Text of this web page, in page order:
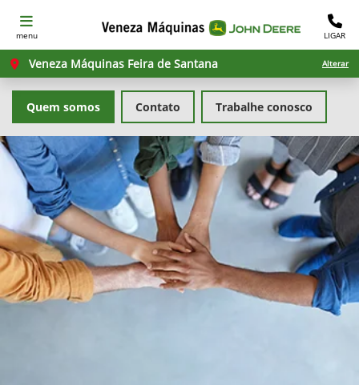
menu LIGAR
Veneza Máquinas Feira de Santana Alterar
Quem somos Contato Trabalhe conosco